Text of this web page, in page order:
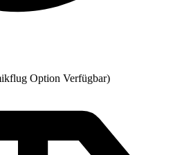
Option Verfügbar)